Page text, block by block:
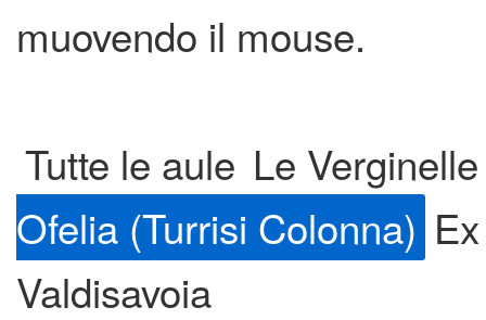
muovendo il mouse.
Tutte le aule Le Verginelle
Ofelia (Turrisi Colonna)
Valdisavoia